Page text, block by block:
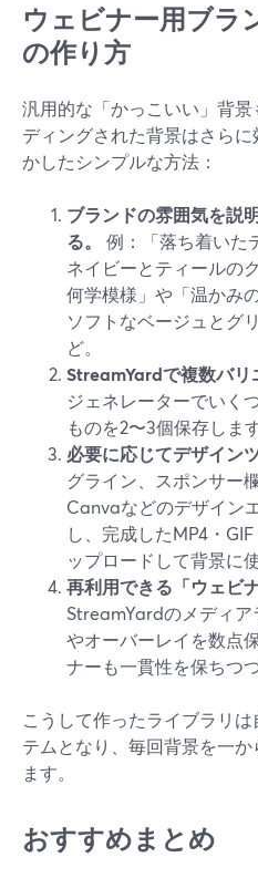
ウェビナー用ブラ
の作り方
汎用的な「かっこいい」背
ディングされた背景はさら
かしたシンプルな方法：
ブランドの雰囲気を説
る。
例：「落ち着いた
ネイビーとティールの
何学模様」や「温かみ
ソフトなベージュとグ
ど。
StreamYardで複数バリ
ジェネレーターでいく
ものを2〜3個保存しま
必要に応じてデザイン
グライン、スポンサー
Canvaなどのデザイン
し、完成したMP4・
ップロードして背景に
再利用できる「ウェビ
StreamYardのメディ
やオーバーレイを数点
ナーも一貫性を保ちつ
こうして作ったライブラリ
テムとなり、毎回背景を一
ます。
おすすめまとめ